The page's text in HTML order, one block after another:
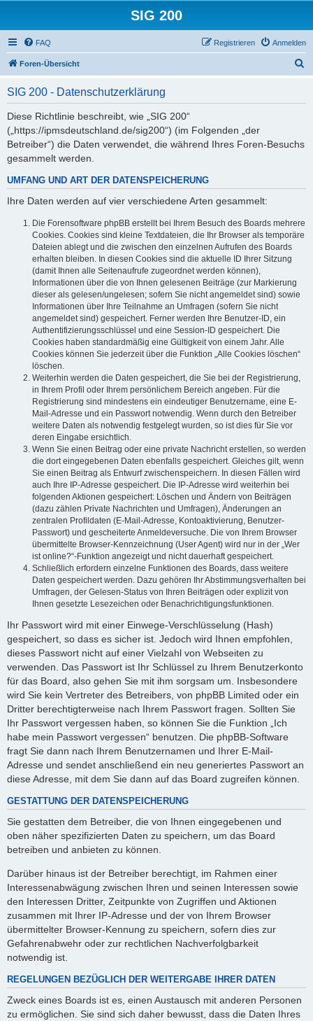
SIG 200
FAQ Anmelden
Registrieren
Foren-Übersicht
SIG 200 - Datenschutzerklärung
Diese Richtlinie beschreibt, wie „SIG 200“
(„https://ipmsdeutschland.de/sig200“) (im Folgenden „der
Betreiber“) die Daten verwendet, die während Ihres Foren-Besuchs
gesammelt werden.
UMFANG UND ART DER DATENSPEICHERUNG
Ihre Daten werden auf vier verschiedene Arten gesammelt:
Die Forensoftware phpBB erstellt bei Ihrem Besuch des Boards mehrere
Cookies. Cookies sind kleine Textdateien, die Ihr Browser als temporäre
Dateien ablegt und die zwischen den einzelnen Aufrufen des Boards
erhalten bleiben. In diesen Cookies sind die aktuelle ID Ihrer Sitzung
(damit Ihnen alle Seitenaufrufe zugeordnet werden können),
Informationen über die von Ihnen gelesenen Beiträge (zur Markierung
dieser als gelesen/ungelesen; sofern Sie nicht angemeldet sind) sowie
Informationen über Ihre Teilnahme an Umfragen (sofern Sie nicht
angemeldet sind) gespeichert. Ferner werden Ihre Benutzer-ID, ein
Authentifizierungsschlüssel und eine Session-ID gespeichert. Die
Cookies haben standardmäßig eine Gültigkeit von einem Jahr. Alle
Cookies können Sie jederzeit über die Funktion „Alle Cookies löschen“
löschen.
Weiterhin werden die Daten gespeichert, die Sie bei der Registrierung,
in Ihrem Profil oder Ihrem persönlichem Bereich angeben. Für die
Registrierung sind mindestens ein eindeutiger Benutzername, eine E-
Mail-Adresse und ein Passwort notwendig. Wenn durch den Betreiber
weitere Daten als notwendig festgelegt wurden, so ist dies für Sie vor
deren Eingabe ersichtlich.
Wenn Sie einen Beitrag oder eine private Nachricht erstellen, so werden
die dort eingegebenen Daten ebenfalls gespeichert. Gleiches gilt, wenn
Sie einen Beitrag als Entwurf zwischenspeichern. In diesen Fällen wird
auch Ihre IP-Adresse gespeichert. Die IP-Adresse wird weiterhin bei
folgenden Aktionen gespeichert: Löschen und Ändern von Beiträgen
(dazu zählen Private Nachrichten und Umfragen), Änderungen an
zentralen Profildaten (E-Mail-Adresse, Kontoaktivierung, Benutzer-
Passwort) und gescheiterte Anmeldeversuche. Die von Ihrem Browser
übermittelte Browser-Kennzeichnung (User Agent) wird nur in der „Wer
ist online?“-Funktion angezeigt und nicht dauerhaft gespeichert.
Schließlich erfordern einzelne Funktionen des Boards, dass weitere
Daten gespeichert werden. Dazu gehören Ihr Abstimmungsverhalten bei
Umfragen, der Gelesen-Status von Ihren Beiträgen oder explizit von
Ihnen gesetzte Lesezeichen oder Benachrichtigungsfunktionen.
Ihr Passwort wird mit einer Einwege-Verschlüsselung (Hash)
gespeichert, so dass es sicher ist. Jedoch wird Ihnen empfohlen,
dieses Passwort nicht auf einer Vielzahl von Webseiten zu
verwenden. Das Passwort ist Ihr Schlüssel zu Ihrem Benutzerkonto
für das Board, also gehen Sie mit ihm sorgsam um. Insbesondere
wird Sie kein Vertreter des Betreibers, von phpBB Limited oder ein
Dritter berechtigterweise nach Ihrem Passwort fragen. Sollten Sie
Ihr Passwort vergessen haben, so können Sie die Funktion „Ich
habe mein Passwort vergessen“ benutzen. Die phpBB-Software
fragt Sie dann nach Ihrem Benutzernamen und Ihrer E-Mail-
Adresse und sendet anschließend ein neu generiertes Passwort an
diese Adresse, mit dem Sie dann auf das Board zugreifen können.
GESTATTUNG DER DATENSPEICHERUNG
Sie gestatten dem Betreiber, die von Ihnen eingegebenen und
oben näher spezifizierten Daten zu speichern, um das Board
betreiben und anbieten zu können.
Darüber hinaus ist der Betreiber berechtigt, im Rahmen einer
Interessenabwägung zwischen Ihren und seinen Interessen sowie
den Interessen Dritter, Zeitpunkte von Zugriffen und Aktionen
zusammen mit Ihrer IP-Adresse und der von Ihrem Browser
übermittelter Browser-Kennung zu speichern, sofern dies zur
Gefahrenabwehr oder zur rechtlichen Nachverfolgbarkeit
notwendig ist.
REGELUNGEN BEZÜGLICH DER WEITERGABE IHRER DATEN
Zweck eines Boards ist es, einen Austausch mit anderen Personen
zu ermöglichen. Sie sind sich daher bewusst, dass die Daten Ihres